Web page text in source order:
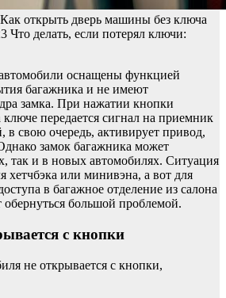
Как открыть дверь машины без ключа
Что делать, если потерял ключи:
оснащены функцией
багажника и не имеют
замка. При нажатии кнопки
ключе передается сигнал на приемник
в свою очередь, активирует привод,
замок багажника может
так и в новых автомобилях. Ситуация
хетчбэка или минивэна, а вот для
в багажное отделение из салона
большой проблемой.
с кнопки
не открывается с кнопки,